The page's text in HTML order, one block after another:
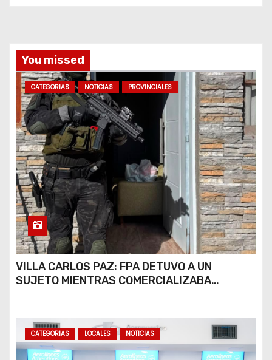
a
s
You missed
CATEGORIAS NOTICIAS PROVINCIALES
VILLA CARLOS PAZ: FPA DETUVO A UN
SUJETO MIENTRAS COMERCIALIZABA
CATEGORIAS LOCALES NOTICIAS